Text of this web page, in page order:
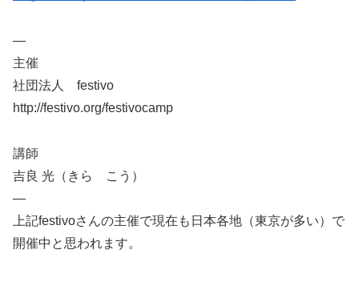
—
主催
社団法人 festivo
http://festivo.org/festivocamp
講師
吉良 光（きら こう）
—
上記festivoさんの主催で現在も日本各地（東京が多い）で
開催中と思われます。